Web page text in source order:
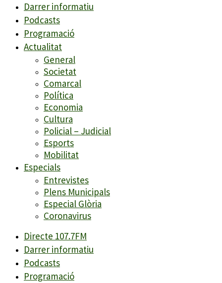
Darrer informatiu
Podcasts
Programació
Actualitat
General
Societat
Comarcal
Política
Economia
Cultura
Policial – Judicial
Esports
Mobilitat
Especials
Entrevistes
Plens Municipals
Especial Glòria
Coronavirus
Directe 107.7FM
Darrer informatiu
Podcasts
Programació